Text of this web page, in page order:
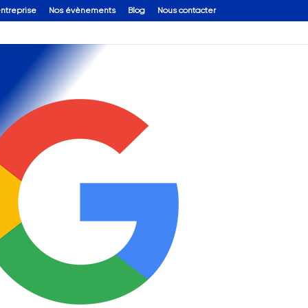
Nos évènements Blog Nous contacter